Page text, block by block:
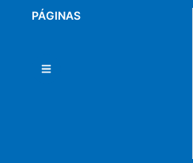
PÁGINAS